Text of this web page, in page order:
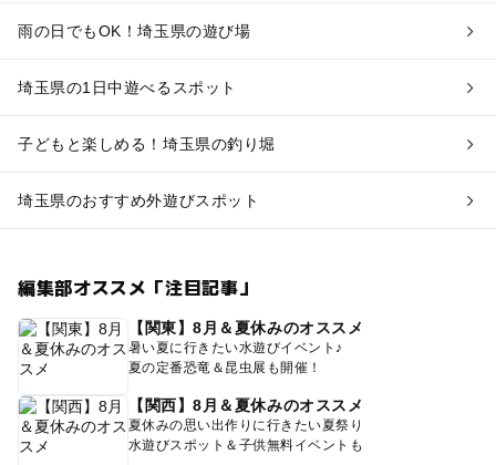
雨の日でもOK！埼玉県の遊び場
埼玉県の1日中遊べるスポット
子どもと楽しめる！埼玉県の釣り堀
埼玉県のおすすめ外遊びスポット
編集部オススメ「注目記事」
【関東】8月＆夏休みのオススメ
暑い夏に行きたい水遊びイベント♪
夏の定番恐竜＆昆虫展も開催！
【関西】8月＆夏休みのオススメ
夏休みの思い出作りに行きたい夏祭り
水遊びスポット＆子供無料イベントも